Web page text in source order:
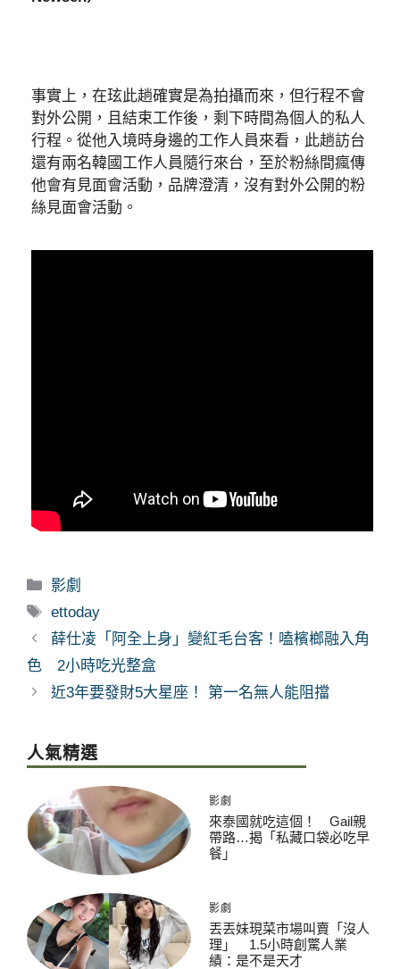
事實上，在玹此趟確實是為拍攝而來，但行程不會
對外公開，且結束工作後，剩下時間為個人的私人
行程。從他入境時身邊的工作人員來看，此趟訪台
還有兩名韓國工作人員隨行來台，至於粉絲間瘋傳
他會有見面會活動，品牌澄清，沒有對外公開的粉
絲見面會活動。
分
類
影劇
標
籤
ettoday
薛仕凌「阿全上身」變紅毛台客！嗑檳榔融入角
色 2小時吃光整盒
近3年要發財5大星座！ 第一名無人能阻擋
人氣精選
影劇
來泰國就吃這個！ Gail親
帶路…揭「私藏口袋必吃早
餐」
影劇
丟丟妹現菜市場叫賣「沒人
理」 1.5小時創驚人業
績：是不是天才